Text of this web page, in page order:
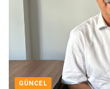
GÜNCEL